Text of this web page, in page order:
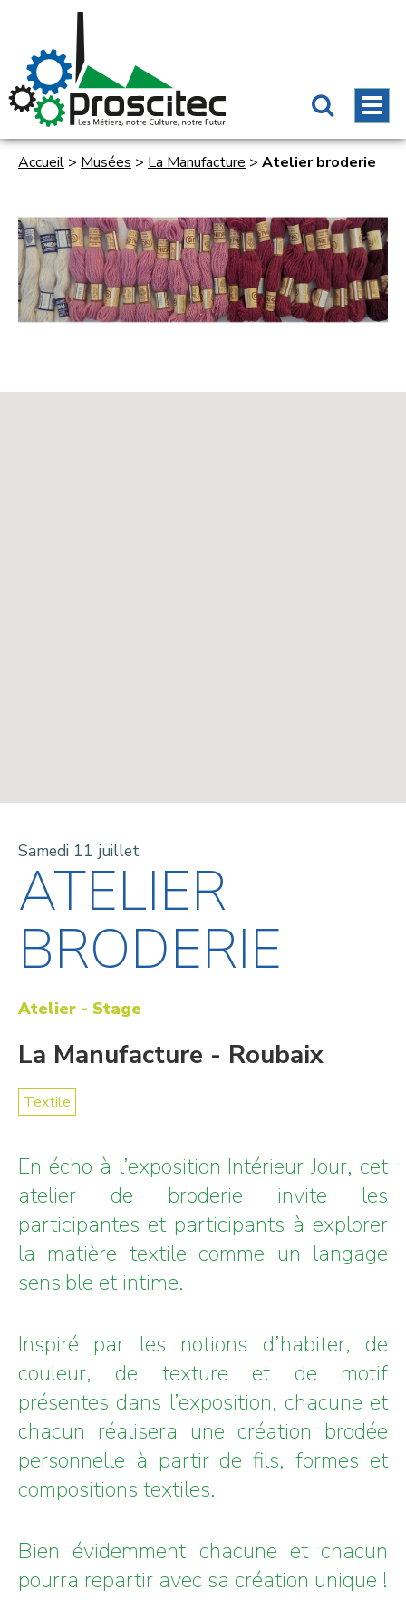
Accueil > Musées > La Manufacture > Atelier broderie
Samedi 11 juillet
ATELIER
BRODERIE
Atelier - Stage
La Manufacture - Roubaix
Textile
En écho à l’exposition Intérieur Jour, cet
atelier de broderie invite les
participantes et participants à explorer
la matière textile comme un langage
sensible et intime.
Inspiré par les notions d’habiter, de
couleur, de texture et de motif
présentes dans l’exposition, chacune et
chacun réalisera une création brodée
personnelle à partir de fils, formes et
compositions textiles.
Bien évidemment chacune et chacun
pourra repartir avec sa création unique !